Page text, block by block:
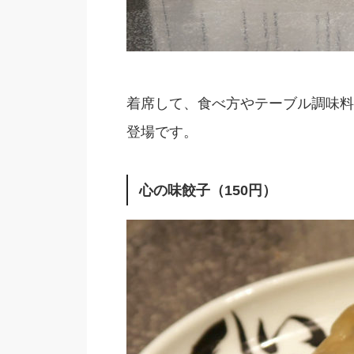
着席して、食べ方やテーブル調味
登場です。
心の味餃子（150円）